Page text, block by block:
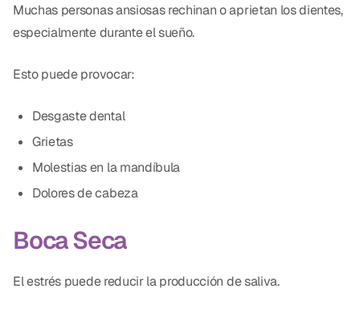
Muchas personas ansiosas rechinan o aprietan los dientes,
especialmente durante el sueño.
Esto puede provocar:
Desgaste dental
Grietas
Molestias en la mandíbula
Dolores de cabeza
Boca Seca
El estrés puede reducir la producción de saliva.